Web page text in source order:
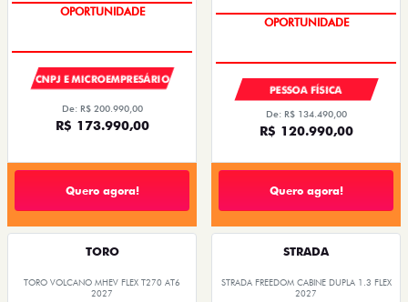
CNPJ E MICROEMPRESÁRIO
De: R$ 200.990,00
R$ 173.990,00
Quero agora!
PESSOA FÍSICA
De: R$ 134.490,00
R$ 120.990,00
Quero agora!
TORO
TORO VOLCANO MHEV FLEX T270 AT6
2027
STRADA
STRADA FREEDOM CABINE DUPLA 1.3 FLEX
2027